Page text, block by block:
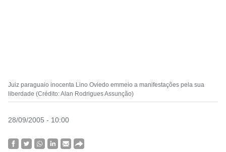
Juiz paraguaio inocenta Lino Oviedo emmeio a manifestações pela sua
liberdade (Crédito: Alan Rodrigues Assunção)
28/09/2005 - 10:00